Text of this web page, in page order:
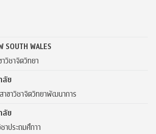
SOUTH WALES
ชาจิตวิทยา
ลัย
ขาวิชาจิตวิทยาพัฒนาการ
ลัย
ประถมศึกาา